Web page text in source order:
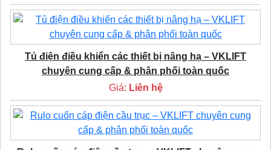
Tủ điện điều khiển các thiết bị nâng hạ – VKLIFT
chuyên cung cấp & phân phối toàn quốc
Giá: Liên hệ